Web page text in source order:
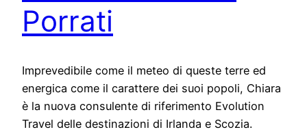
Porrati
Imprevedibile come il meteo di queste terre ed
energica come il carattere dei suoi popoli, Chiara
è la nuova consulente di riferimento Evolution
Travel delle destinazioni di Irlanda e Scozia.